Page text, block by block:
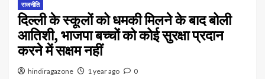
राजनीति
दिल्ली के स्कूलों को धमकी मिलने के बाद बोली
आतिशी, भाजपा बच्चों को कोई सुरक्षा प्रदान
करने में सक्षम नहीं
hindiragazone 1 year ago 0